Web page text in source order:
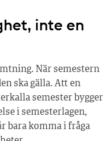
inte en
När semestern
ska gälla. Att en
semester bygger
i semesterlagen,
bara komma i fråga